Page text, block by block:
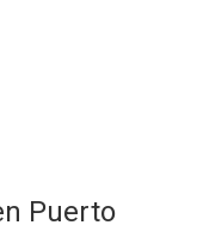
Puerto